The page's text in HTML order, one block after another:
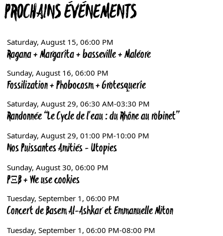
PROCHAINS ÉVÉNEMENTS